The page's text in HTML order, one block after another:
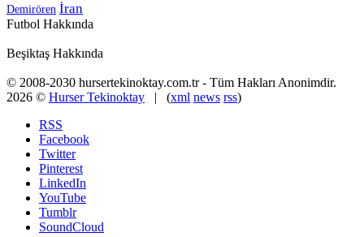
Demirören İran
Futbol Hakkında
Beşiktaş Hakkında
© 2008-2030 hursertekinoktay.com.tr - Tüm Hakları Anonimdir.
2026 © Hurser Tekinoktay | (xml news rss)
RSS
Facebook
Twitter
Pinterest
LinkedIn
YouTube
Tumblr
SoundCloud